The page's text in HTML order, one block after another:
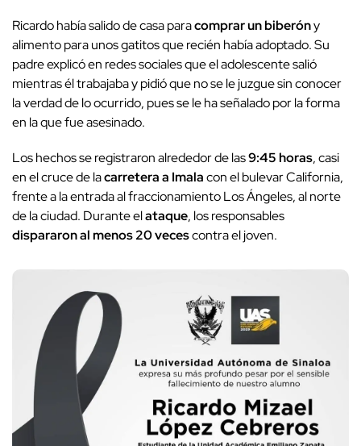
Ricardo había salido de casa paracomprar un biberóny
alimento para unos gatitos que recién había adoptado. Su
padre explicó en redes sociales que el adolescente salió
mientras él trabajaba y pidió que no se le juzgue sin conocer
la verdad de lo ocurrido, pues se le ha señalado por la forma
en la que fue asesinado.
Los hechos se registraron alrededor de las9:45 horas, casi
en el cruce de lacarretera a Imalacon el bulevar California,
frente a la entrada al fraccionamiento Los Ángeles, al norte
de la ciudad. Durante elataque, los responsables
dispararon al menos 20 vecescontra el joven.